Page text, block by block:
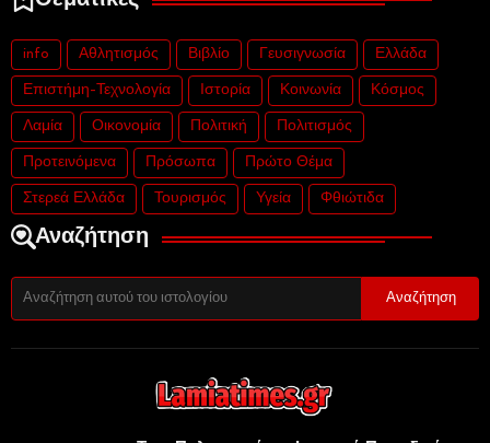
info Αθλητισμός Βιβλίο Γευσιγνωσία Ελλάδα
Επιστήμη-Τεχνολογία Ιστορία Κοινωνία Κόσμος
Λαμία Οικονομία Πολιτική Πολιτισμός
Προτεινόμενα Πρόσωπα Πρώτο Θέμα
Στερεά Ελλάδα Τουρισμός Υγεία Φθιώτιδα
Αναζήτηση